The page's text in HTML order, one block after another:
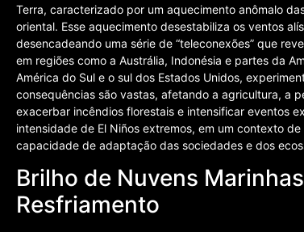
Terra, caracterizado por um aquecimento anômalo
oriental. Esse aquecimento desestabiliza os ventos
desencadeando uma série de “teleconexões” que
em regiões como a Austrália, Indonésia e partes da
América do Sul e o sul dos Estados Unidos,
consequências são vastas, afetando a agricultura, a
exacerbar incêndios florestais e intensificar eventos
intensidade de El Niños extremos, em um contexto
capacidade de adaptação das sociedades e dos
Brilho de Nuvens
Resfriamento